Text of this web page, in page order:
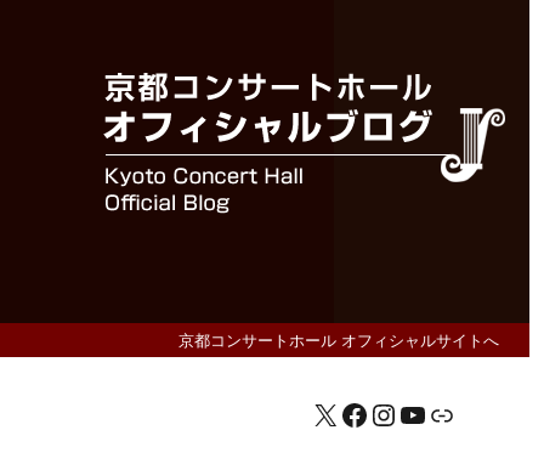
京都コンサートホール オフィシャルサイトへ
X Facebook
Instagram
YouTube
公式HP